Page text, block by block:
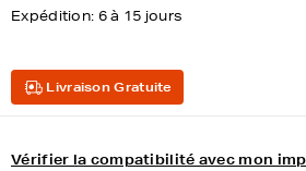
Expédition: 6 à 15 jours
Livraison Gratuite
Vérifier la compatibilité avec mon